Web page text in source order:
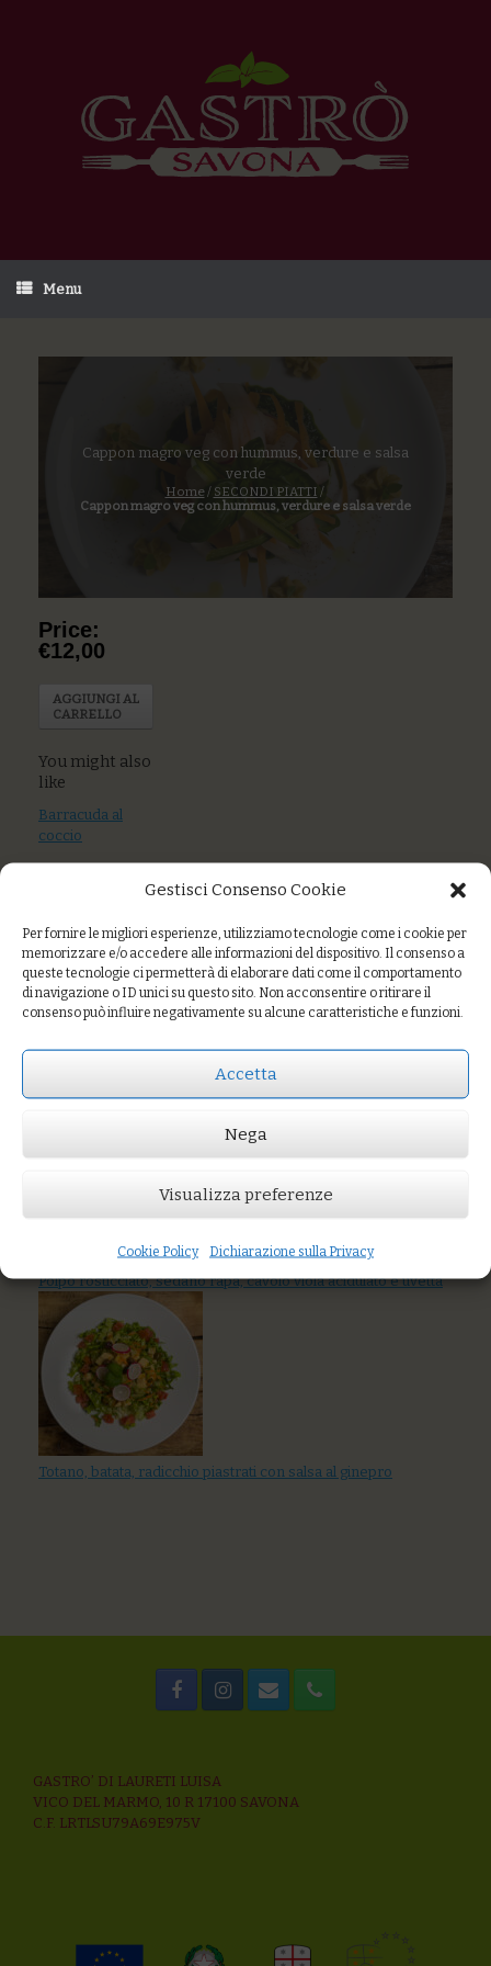
Gestisci Consenso Cookie
Per fornire le migliori esperienze, utilizziamo tecnologie come i cookie per
memorizzare e/o accedere alle informazioni del dispositivo. Il consenso a
queste tecnologie ci permetterà di elaborare dati come il comportamento
di navigazione o ID unici su questo sito. Non acconsentire o ritirare il
consenso può influire negativamente su alcune caratteristiche e funzioni.
Accetta
Nega
Visualizza preferenze
Cookie Policy Dichiarazione sulla Privacy
Menu
Cappon magro veg con hummus, verdure e salsa
verde
Home/ SECONDI PIATTI /
Cappon magro veg con hummus, verdure e salsa verde
You might also like
Polpo rosticciato, sedano rapa, cavolo viola acidulato e uvetta
Totano, batata, radicchio piastrati con salsa al ginepro
Price:
€12,00
AGGIUNGI AL
CARRELLO
You might also
like
Barracuda al
coccio
salsa alla zucca e
zenzero
Palamita in
tempura di riso
con batata, patata,
GASTRO’ DI LAURETI LUISA
VICO DEL MARMO, 10 R 17100 SAVONA
C.F. LRTLSU79A69E975V